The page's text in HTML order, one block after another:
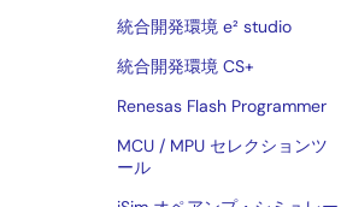
統合開発環境 e² studio
統合開発環境 CS+
Renesas Flash Programmer
MCU / MPU セレクションツ
ール